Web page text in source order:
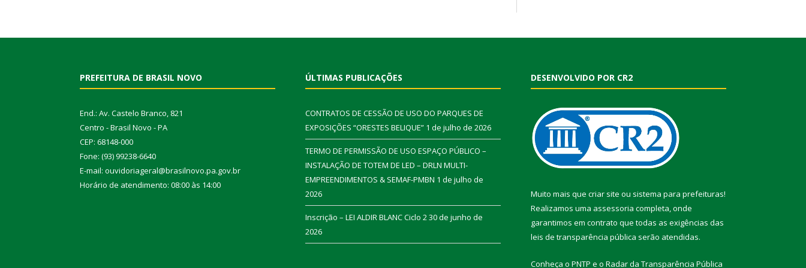
PREFEITURA DE BRASIL NOVO
End.: Av. Castelo Branco, 821
Centro - Brasil Novo - PA
CEP: 68148-000
Fone: (93) 99238-6640
E-mail: ouvidoriageral@brasilnovo.pa.gov.br
Horário de atendimento: 08:00 às 14:00
ÚLTIMAS PUBLICAÇÕES
CONTRATOS DE CESSÃO DE USO DO PARQUES DE
EXPOSIÇÕES “ORESTES BELIQUE” 1 de julho de 2026
TERMO DE PERMISSÃO DE USO ESPAÇO PÚBLICO –
INSTALAÇÃO DE TOTEM DE LED – DRLN MULTI-
EMPREENDIMENTOS & SEMAF-PMBN 1 de julho de
2026
Inscrição – LEI ALDIR BLANC Ciclo 230 de junho de
2026
DESENVOLVIDO POR CR2
Muito mais que criar site ou sistema para prefeituras!
Realizamos uma assessoria completa, onde
garantimos em contrato que todas as exigências das
leis de transparência pública serão atendidas.
Conheça o PNTP e o Radar da Transparência Pública